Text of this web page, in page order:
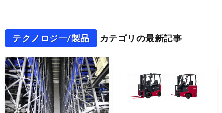
テクノロジー/製品 カテゴリの最新記事